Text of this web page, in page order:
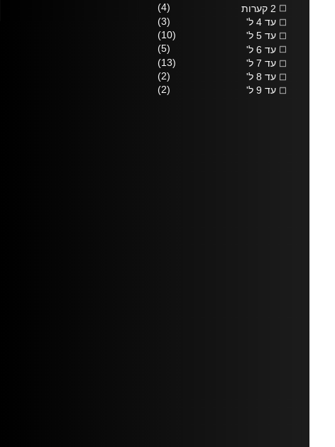
(4)
2 קערות
(3)
עד 4 ל'
(10)
עד 5 ל'
(5)
עד 6 ל'
(13)
עד 7 ל'
(2)
עד 8 ל'
(2)
עד 9 ל'